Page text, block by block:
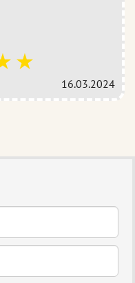
16.03.2024